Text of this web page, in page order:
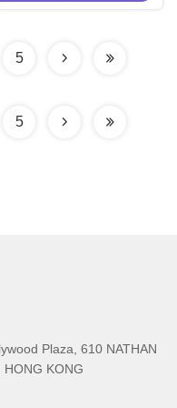
advertencia de seguridad
5
5
Plaza, 610 NATHAN
HONG KONG